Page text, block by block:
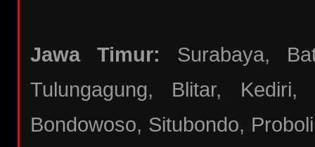
Jawa Timur: Surabaya,
Tulungagung, Blitar, Kediri,
Bondowoso, Situbondo,